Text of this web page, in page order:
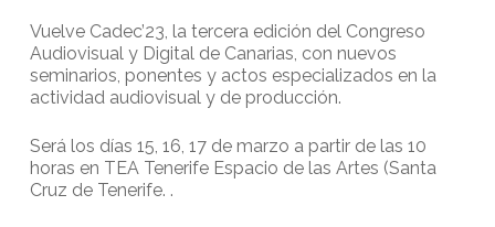
Vuelve Cadec’23, la tercera edición del Congreso
Audiovisual y Digital de Canarias, con nuevos
seminarios, ponentes y actos especializados en la
actividad audiovisual y de producción.
Será los días 15, 16, 17 de marzo a partir de las 10
horas en TEA Tenerife Espacio de las Artes (Santa
Cruz de Tenerife. .